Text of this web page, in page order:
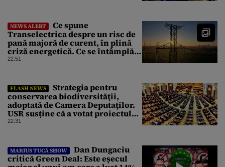
NEWS ALERT
Ce spune
Transelectrica despre un risc de
pană majoră de curent, în plină
criză energetică. Ce se întâmplă
cu Sistemul Electroenergetic
22:51
FLASH NEWS
Strategia pentru
conservarea biodiversităţii,
adoptată de Camera Deputaţilor.
USR susține că a votat proiectul
cu amendamentele PSD pentru a
22:31
MARIUS TUCĂ SHOW
Dan Dungaciu
critică Green Deal: Este eșecul